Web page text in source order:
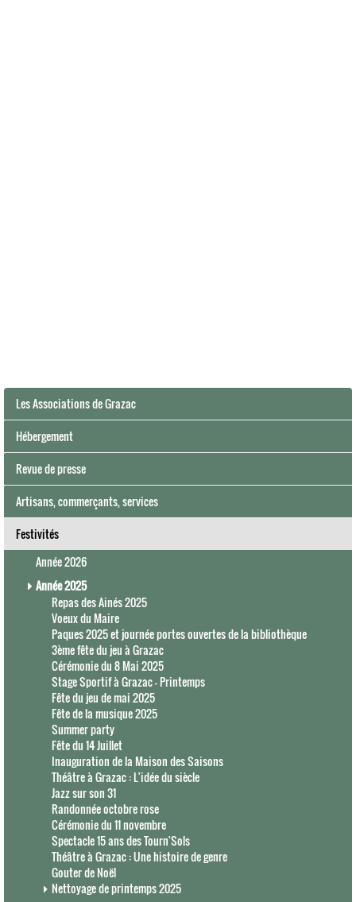
Les Associations de Grazac
Hébergement
Revue de presse
Artisans, commerçants, services
Festivités
Année 2026
Année 2025
Repas des Ainés 2025
Voeux du Maire
Paques 2025 et journée portes ouvertes de la bibliothèque
3ème fête du jeu à Grazac
Cérémonie du 8 Mai 2025
Stage Sportif à Grazac - Printemps
Fête du jeu de mai 2025
Fête de la musique 2025
Summer party
Fête du 14 Juillet
Inauguration de la Maison des Saisons
Théâtre à Grazac : L'idée du siècle
Jazz sur son 31
Randonnée octobre rose
Cérémonie du 11 novembre
Spectacle 15 ans des Tourn'Sols
Théâtre à Grazac : Une histoire de genre
Gouter de Noël
Nettoyage de printemps 2025